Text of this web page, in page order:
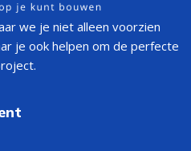
we je niet alleen voorzien
je ook helpen om de perfecte